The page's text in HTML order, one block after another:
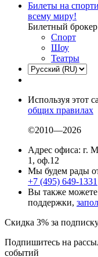
Билеты на
всему миру!
Билетный брокер
Спорт
Шоу
Театры
Используя этот
общих правилах
©2010—2026
Адрес офиса: г.
1, оф.12
Мы будем рады
+7 (495) 649-1331
Вы также можете
поддержки,
Скидка 3% за
Подпишитесь на
событий